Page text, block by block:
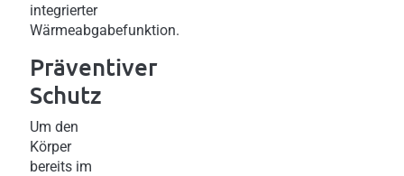
integrierter
Wärmeabgabefunktion.
Präventiver
Schutz
Um den
Körper
bereits im